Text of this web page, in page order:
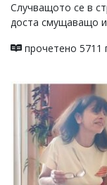
Случващото се в
доста смущаващо и
прочетено 5711